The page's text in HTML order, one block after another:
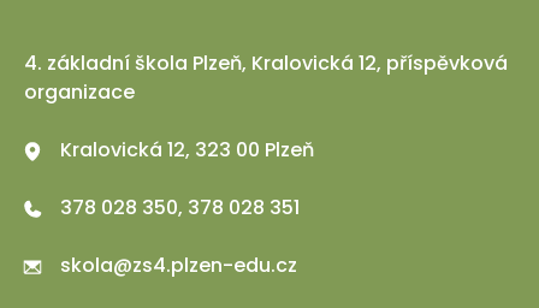
4. základní škola Plzeň, Kralovická 12, příspěvková
organizace
Kralovická 12, 323 00 Plzeň
378 028 350, 378 028 351
skola@zs4.plzen-edu.cz